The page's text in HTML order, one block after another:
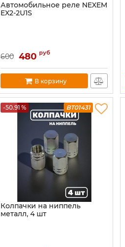
Автомобильное реле NEXEM
EX2-2U1S
600 480 руб
В корзину
-50.91 % BT01431
Колпачки на ниппель
металл, 4 шт